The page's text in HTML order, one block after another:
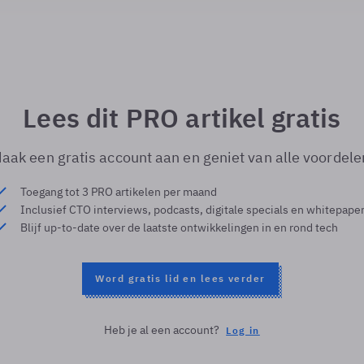
Lees dit PRO artikel gratis
een gratis account aan en geniet van alle
Toegang tot 3 PRO artikelen per maand
Inclusief CTO interviews, podcasts, digitale specials en
Blijf up-to-date over de laatste ontwikkelingen in en rond tech
Word gratis lid en lees verder
Heb je al een account? Log in